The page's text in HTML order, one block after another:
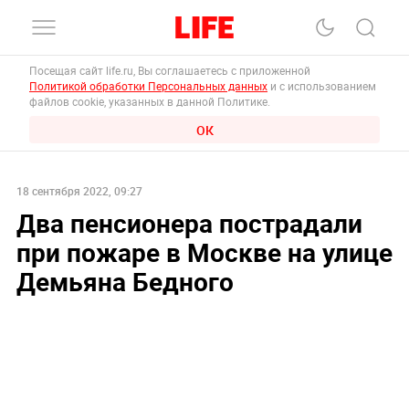
Посещая сайт life.ru, Вы соглашаетесь с приложенной
Политикой обработки Персональных данных и с использованием
файлов cookie, указанных в данной Политике.
ОК
18 сентября 2022, 09:27
Два пенсионера пострадали
при пожаре в Москве на улице
Демьяна Бедного